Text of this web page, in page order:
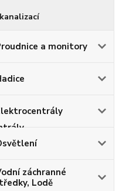
a monitory
záchranné
Lodě